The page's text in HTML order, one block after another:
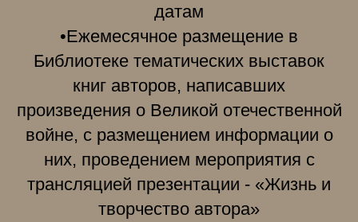
датам
•Ежемесячное размещение в
Библиотеке тематических выставок
книг авторов, написавших
произведения о Великой отечественной
войне, с размещением информации о
них, проведением мероприятия с
трансляцией презентации - «Жизнь и
творчество автора»